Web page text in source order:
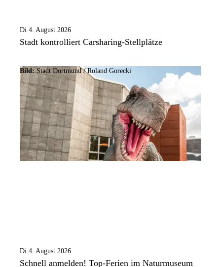
Di 4. August 2026
Stadt kontrolliert Carsharing-Stellplätze
Bild:Stadt Dortmund / Roland Gorecki
Di 4. August 2026
Schnell anmelden! Top-Ferien im Naturmuseum